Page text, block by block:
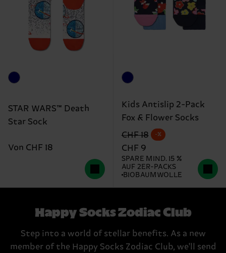
STAR WARS™ Death
Star Sock
Von CHF 18
Kids Antislip 2-Pack
Fox & Flower Socks
Originalpreis
CHF 18
Reduzierter Preis
CHF 9
-%
SPARE MIND. 15 %
AUF 2ER-PACKS
BIOBAUMWOLLE
Happy Socks Zodiac Club
Step into a world of stellar benefits. As a new
member of the Happy Socks Zodiac Club, we'll send